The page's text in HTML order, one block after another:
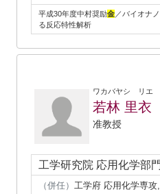
平成30年度中村奨励金 ／バイオナ
る反応特性解析
ワカバヤシ リエ
若林 里衣
准教授
工学研究院 応用化学部門
（併任） 工学府 応用化学専